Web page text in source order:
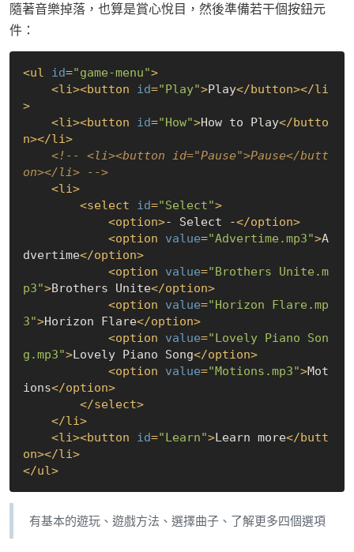
隨著音樂掉落，也算是賞心悅目，然後準備若干個按鈕元
件：
<ul id="game-menu">
<li><button id="Play">Play</button></li
>
<li><button id="How">How to Play</butto
n></li>
<!-- <li><button id="Pause">Pause</butt
on></li> -->
<li>
<select id="Select">
<option>- Select -</option>
<option value="Advertime.mp3">A
dvertime</option>
<option value="Brothers Unite.m
p3">Brothers Unite</option>
<option value="Horizon Flare.mp
3">Horizon Flare</option>
<option value="Lovely Piano Son
g.mp3">Lovely Piano Song</option>
<option value="Motions.mp3">Mot
ions</option>
</select>
</li>
<li><button id="Learn">Learn more</butt
on></li>
</ul>
有基本的遊玩、遊戲方法、選擇曲子、了解更多四個選項